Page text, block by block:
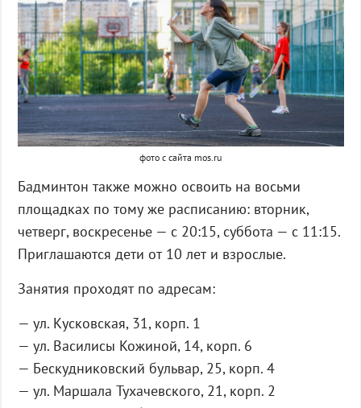
фото с сайта mos.ru
Бадминтон также можно освоить на восьми
площадках по тому же расписанию: вторник,
четверг, воскресенье — с 20:15, суббота — с 11:15.
Приглашаются дети от 10 лет и взрослые.
Занятия проходят по адресам:
— ул. Кусковская, 31, корп. 1
— ул. Василисы Кожиной, 14, корп. 6
— Бескудниковский бульвар, 25, корп. 4
— ул. Маршала Тухачевского, 21, корп. 2